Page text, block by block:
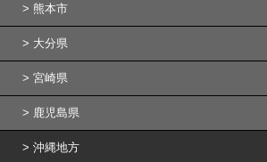
熊本市
大分県
宮崎県
鹿児島県
沖縄地方